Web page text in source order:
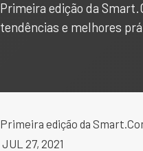
Primeira edição da
tendências e melhores
Primeira edição da
JUL 27, 2021